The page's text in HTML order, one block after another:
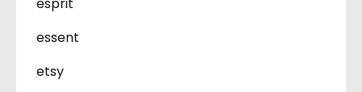
essent
etsy